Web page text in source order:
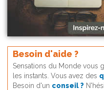
Besoin d'aide ?
Sensations du Monde vous
les instants. Vous avez des
Besoin d'un conseil ?